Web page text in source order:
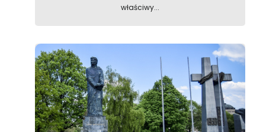
właściwy...